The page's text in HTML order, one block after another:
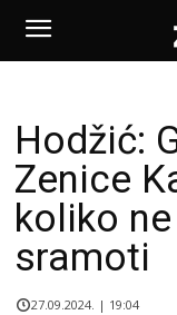
Hodžić:
Zenice
koliko
sramoti
27.09.2024. | 19:04